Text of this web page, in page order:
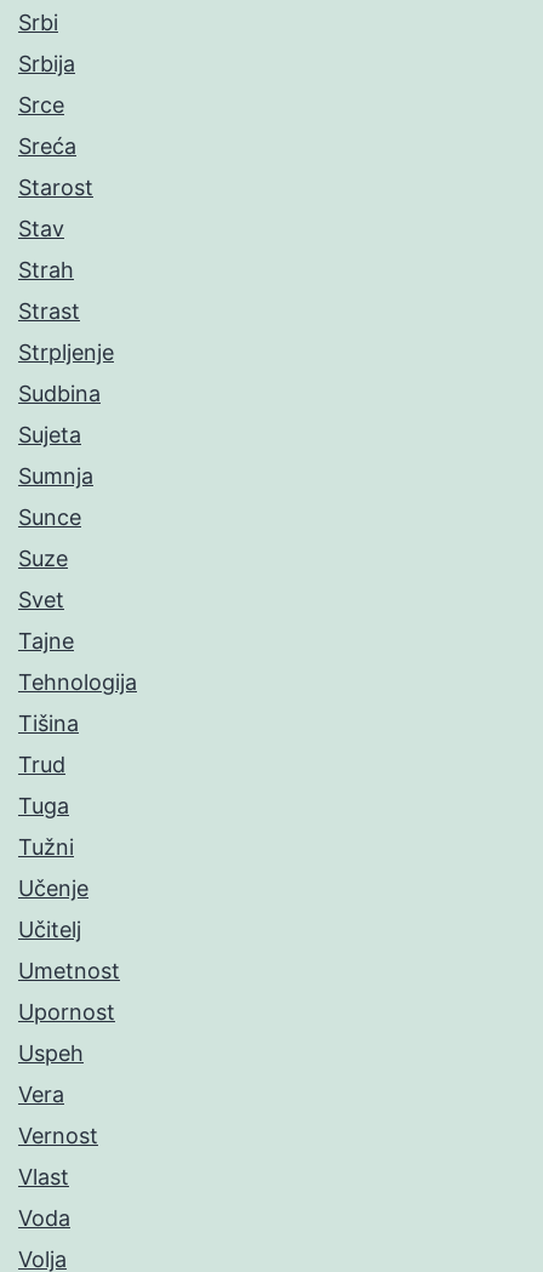
Srbi
Srbija
Srce
Sreća
Starost
Stav
Strah
Strast
Strpljenje
Sudbina
Sujeta
Sumnja
Sunce
Suze
Svet
Tajne
Tehnologija
Tišina
Trud
Tuga
Tužni
Učenje
Učitelj
Umetnost
Upornost
Uspeh
Vera
Vernost
Vlast
Voda
Volja